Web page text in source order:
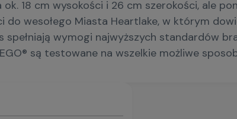
18 cm wysokości i 26 cm szerokości, ale
wesołego Miasta Heartlake, w którym
spełniają wymogi najwyższych standardów
są testowane na wszelkie możliwe